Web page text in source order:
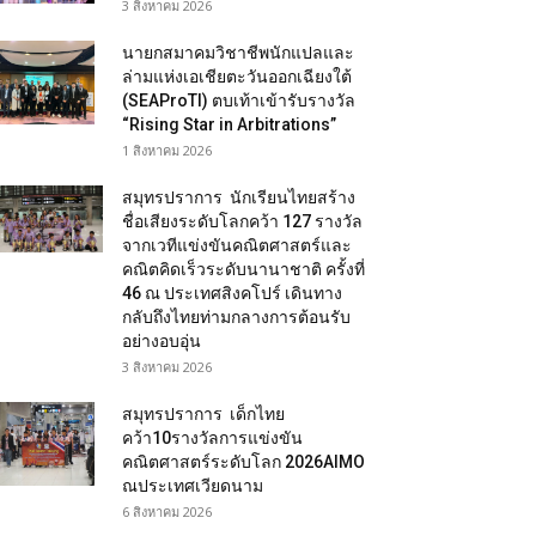
3 สิงหาคม 2026
นายกสมาคมวิชาชีพนักแปลและ
ล่ามแห่งเอเชียตะวันออกเฉียงใต้
(SEAProTI) ตบเท้าเข้ารับรางวัล
“Rising Star in Arbitrations”
1 สิงหาคม 2026
สมุทรปราการ นักเรียนไทยสร้าง
ชื่อเสียงระดับโลกคว้า 127 รางวัล
จากเวทีแข่งขันคณิตศาสตร์และ
คณิตคิดเร็วระดับนานาชาติ ครั้งที่
46 ณ ประเทศสิงคโปร์ เดินทาง
กลับถึงไทยท่ามกลางการต้อนรับ
อย่างอบอุ่น
3 สิงหาคม 2026
สมุทรปราการ เด็กไทย
คว้า10รางวัลการแข่งขัน
คณิตศาสตร์ระดับโลก 2026AIMO
ณประเทศเวียดนาม
6 สิงหาคม 2026